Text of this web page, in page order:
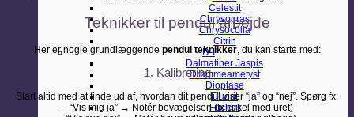
Celestit
Chrysopras
Chrysocolla
Citrin
D-I
Dalmatiner Jaspis
Drømmeametyst
Dioptase
Fluorit
Fuchsit
Teknikker til pendul arbejde
Her er nogle grundlæggende pendul teknikker, du kan starte med:
1. Kalibrering
Start altid med at finde ud af, hvordan dit pendul viser “ja” og “nej”. Spørg fx:
– “Vis mig ja” → Notér bevægelsen (fx cirkel med uret)